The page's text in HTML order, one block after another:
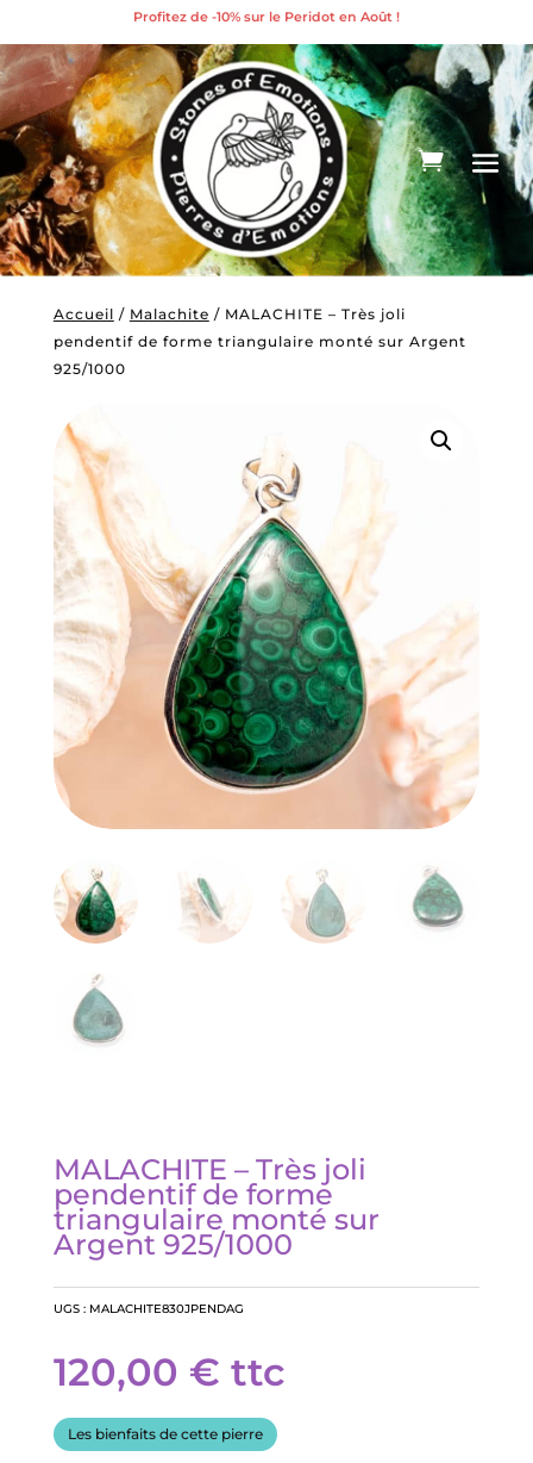
Profitez de -10% sur le Peridot en Août !
Accueil / Malachite / MALACHITE – Très joli
pendentif de forme triangulaire monté sur Argent
925/1000
MALACHITE – Très joli
pendentif de forme
triangulaire monté sur
Argent 925/1000
UGS : MALACHITE830JPENDAG
120,00 € ttc
Les bienfaits de cette pierre